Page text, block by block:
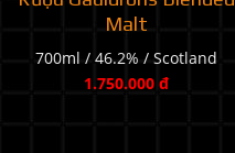
Malt
700ml / 46.2% / Scotland
1.750.000 đ